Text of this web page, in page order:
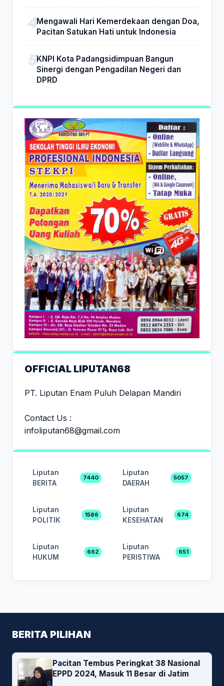
Mengawali Hari Kemerdekaan dengan Doa,
Pacitan Satukan Hati untuk Indonesia
KNPI Kota Padangsidimpuan Bangun
Sinergi dengan Pengadilan Negeri dan
DPRD
OFFICIAL LIPUTAN68
PT. Liputan Enam Puluh Delapan Mandiri
Contact Us :
infoliputan68@gmail.com
Liputan
BERITA
7440
Liputan
DAERAH
5057
Liputan
POLITIK
1586
Liputan
KESEHATAN
674
Liputan
HUKUM
662
Liputan
PERISTIWA
651
BERITA PILIHAN
Pacitan Tembus Peringkat 38 Nasional
EPPD 2024, Masuk 11 Besar di Jatim